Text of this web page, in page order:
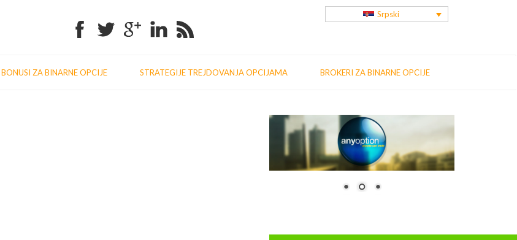
FacebookTwitter Google+Linkedin RSS
Srpski
BONUSI ZA BINARNE OPCIJE STRATEGIJE TREJDOVANJA OPCIJAMA BROKERI ZA BINARNE OPCIJE